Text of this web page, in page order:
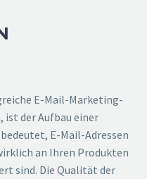
E-Mail-Marketing-
ist der Aufbau einer
E-Mail-Adressen
an Ihren Produkten
sind. Die Qualität der